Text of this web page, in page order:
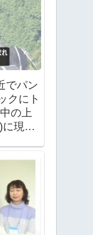
でパン
クにト
の上
現地